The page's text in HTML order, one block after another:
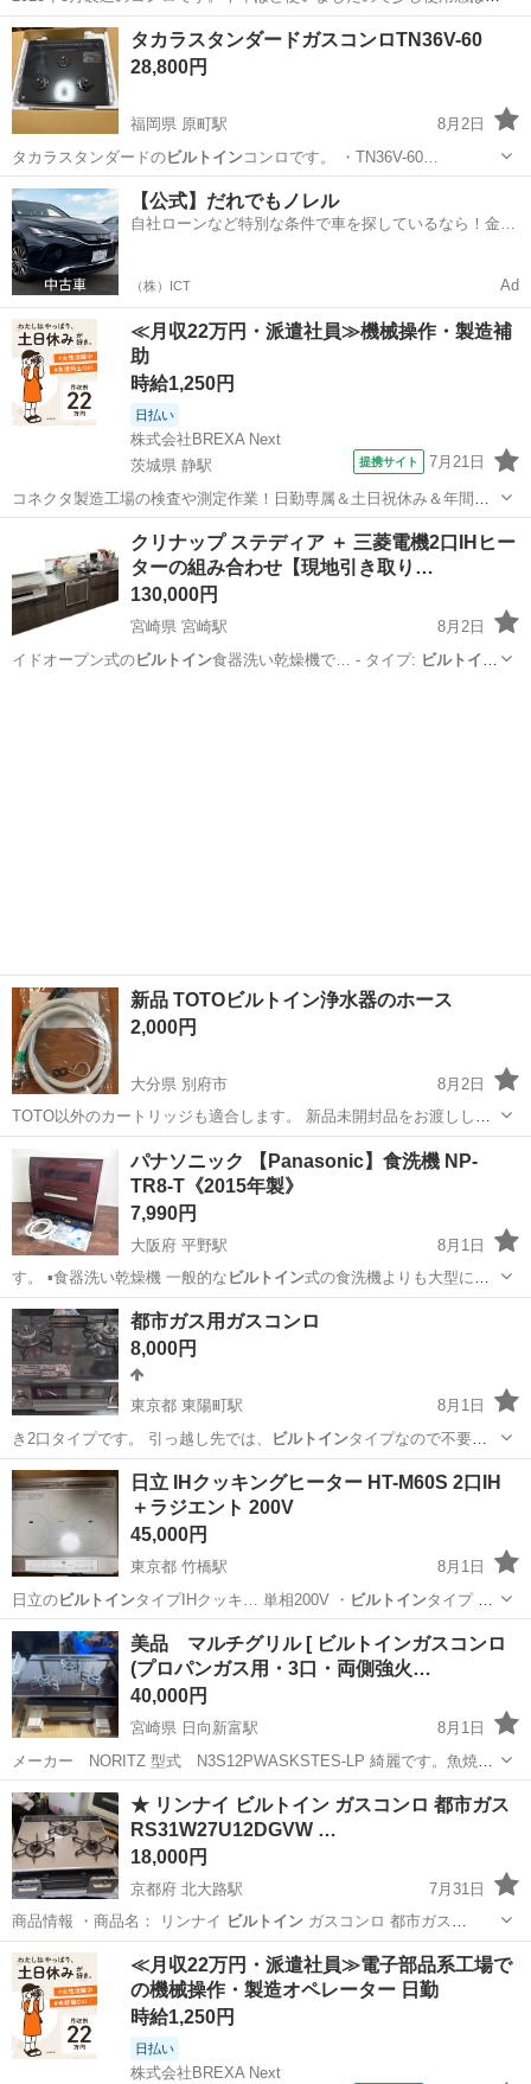
りますが、使ってくださる方を探しております。 近隣であれば3000円
にて運んで取り付けします。 古いコンロの処分は2000円でいたしま
す。 小見川大橋よ...
千葉 香取市 小見川駅 調理器具
タカラスタンダードガスコンロTN36V-60
28,800円
福岡県 原町駅
8月2日
タカラスタンダードのビルトイン コンロです。 ・TN36V-60…
福岡 糟屋郡 原町駅 キッチン家電
【公式】だれでもノレル
自社ローンなど特別な条件で車を探しているなら！金利
（株）ICT Ad
≪月収22万円・派遣社員≫機械操作・製造補
助
時給1,250円
日払い
株式会社BREXA Next
茨城県 静駅
提携サイト 7月21日
コネクタ製造工場の検査や測定作業！日勤専属＆土日祝休み＆年間休
日128日★クリーンルーム内作業★マイカー通勤OK＆無料駐車場あり
★就業先食堂利用可！日払い制度あり！《茨城県常陸大宮市》 人気の
工場のお仕事 ◇コネクタ製造工...
常陸大宮市 静駅 その他
クリナップ ステディア ＋ 三菱電機2口IHヒー
ターの組み合わせ【現地引き取り…
130,000円
宮崎県 宮崎駅
8月2日
イドオープン式のビルトイン 食器洗い乾燥機で… - タイプ: ビルトイン
新品 TOTOビルトイン浄水器のホース
2,000円
大分県 別府市
8月2日
TOTO以外のカートリッジも適合します。 新品未開封品をお渡ししま
す。 亀川駅近くでのお取引になります。
その他 TOTO
パナソニック 【Panasonic】食洗機 NP-
TR8-T《2015年製》
7,990円
大阪府 平野駅
8月1日
す。 ▪️食器洗い乾燥機 一般的な ビルトイン式の食洗機よりも大型にな
る為、食器が…
大阪 大阪市 平野駅 キッチン家電
都市ガス用ガスコンロ
8,000円
東京都 東陽町駅
8月1日
き2口タイプです。 引っ越し先では、
ビルトインタイプなので不要と
なりました。 引き…
東京 江東区 東陽町駅 調理器具 都市ガス
日立 IHクッキングヒーター HT-M60S 2口IH
＋ラジエント 200V
45,000円
東京都 竹橋駅
8月1日
日立のビルトインタイプIHクッキ… 単相200V ・ ビルトインタイプ 中
古品…
東京 千代田区 キッチン家電
美品 マルチグリル [ ビルトインガスコンロ
(プロパンガス用・3口・両側強火…
40,000円
宮崎県 日向新富駅
8月1日
メーカー NORITZ 型式 N3S12PWASKSTES-LP 綺麗です。魚焼き
グリルは使われてない様に思います プロパンガス(LPガス)になりま
す。 トッププレート:プラチナシルバーガラス * ごとく:ステンレス...
宮崎 西都市 日向新富駅 その他
★ リンナイ ビルトイン ガスコンロ 都市ガス
RS31W27U12DGVW …
18,000円
京都府 北大路駅
7月31日
商品情報 ・商品名： リンナイ ビルトインガスコンロ 都市ガス
RS31W2…
京都 京都市 北大路駅 家具 ビルトイン
≪月収22万円・派遣社員≫電子部品系工場で
の機械操作・製造オペレーター 日勤
時給1,250円
日払い
株式会社BREXA Next